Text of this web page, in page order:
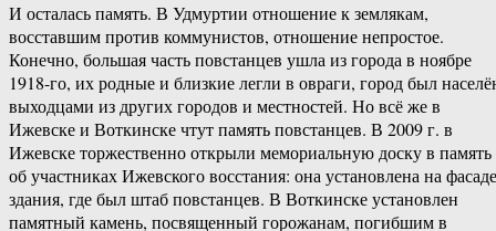
И осталась память. В Удмуртии отношение к землякам,
восставшим против коммунистов, отношение непростое.
Конечно, большая часть повстанцев ушла из города в ноябре
1918-го, их родные и близкие легли в овраги, город был
выходцами из других городов и местностей. Но всё же в
Ижевске и Воткинске чтут память повстанцев. В 2009 г. в
Ижевске торжественно открыли мемориальную доску в память
об участниках Ижевского восстания: она установлена на фасаде
здания, где был штаб повстанцев. В Воткинске установлен
памятный камень, посвященный горожанам, погибшим в